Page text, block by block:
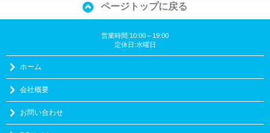
ページトップに戻る
営業時間:10:00～19:00
定休日:水曜日
ホーム
会社概要
お問い合わせ